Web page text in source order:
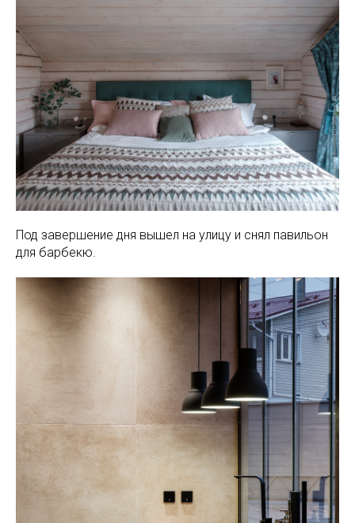
Под завершение дня вышел на улицу и снял павильон
для барбекю.